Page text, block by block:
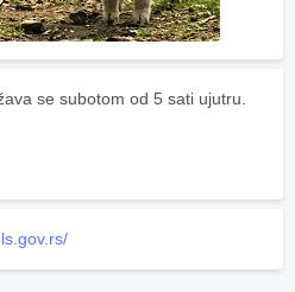
se subotom od 5 sati ujutru.